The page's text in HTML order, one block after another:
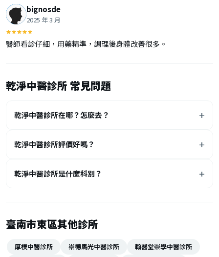
bignosde
2025 年 3 月
醫師看診仔細，用藥精準，調理後身體改善很多。
乾淨中醫診所 常見問題
乾淨中醫診所在哪？怎麼去？
乾淨中醫診所評價好嗎？
乾淨中醫診所是什麼科別？
臺南市東區其他診所
厚樸中醫診所 崇德馬光中醫診所
翰醫堂崇學中醫診所